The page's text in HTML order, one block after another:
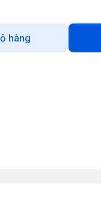
hàng